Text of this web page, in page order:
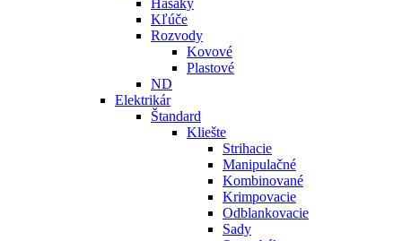
Hasáky
Kľúče
Rozvody
Kovové
Plastové
ND
Elektrikár
Štandard
Kliešte
Strihacie
Manipulačné
Kombinované
Krimpovacie
Odblankovacie
Sady